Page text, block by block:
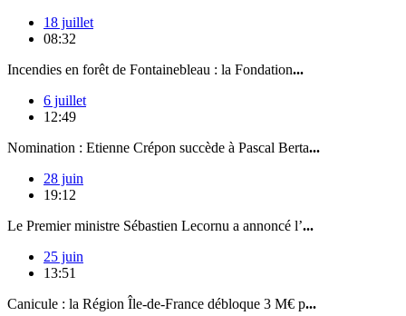
18 juillet
08:32
Incendies en forêt de Fontainebleau : la Fondation...
6 juillet
12:49
Nomination : Etienne Crépon succède à Pascal Berta...
28 juin
19:12
Le Premier ministre Sébastien Lecornu a annoncé l’...
25 juin
13:51
Canicule : la Région Île-de-France débloque 3 M€ p...